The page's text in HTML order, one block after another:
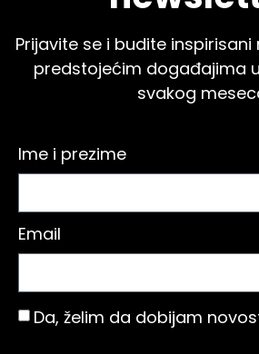
Prijavite se i budite
predstojećim događajima
svakog
Ime i prezime
Email
Da, želim da dobijam